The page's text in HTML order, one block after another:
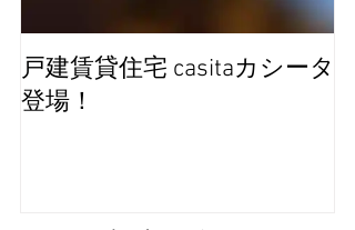
戸建賃貸住宅 casitaカシータ
登場！